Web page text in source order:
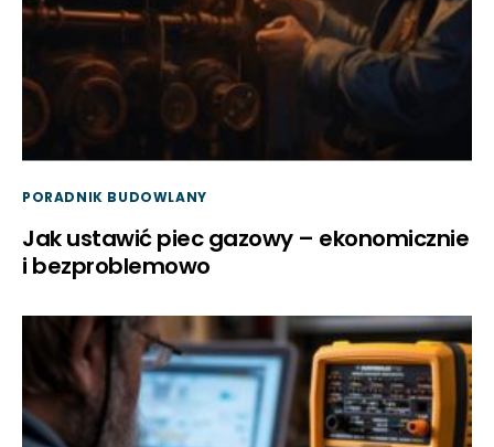
PORADNIK BUDOWLANY
Jak ustawić piec gazowy – ekonomicznie
i bezproblemowo